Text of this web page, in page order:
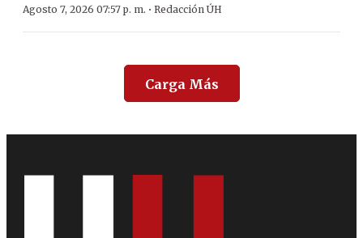
Agosto 7, 2026 07:57 p. m. · Redacción ÚH
Carga Más